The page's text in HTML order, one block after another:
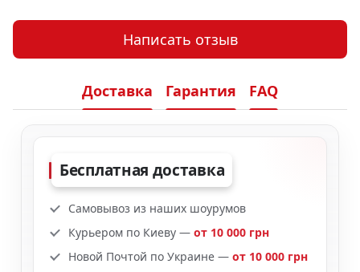
Написать отзыв
Доставка Гарантия FAQ
Бесплатная доставка
Самовывоз из наших шоурумов
Курьером по Киеву — от 10 000 грн
Новой Почтой по Украине — от 10 000 грн